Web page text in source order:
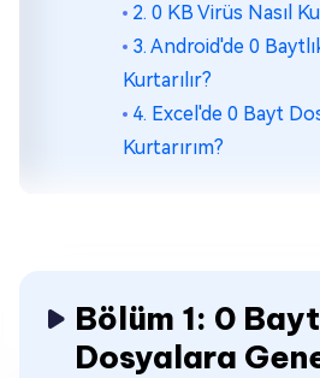
2. 0 KB Virüs Nasıl
3. Android'de 0
Kurtarılır?
4. Excel'de 0 Bayt
Kurtarırım?
Bölüm 1: 0
Dosyalara